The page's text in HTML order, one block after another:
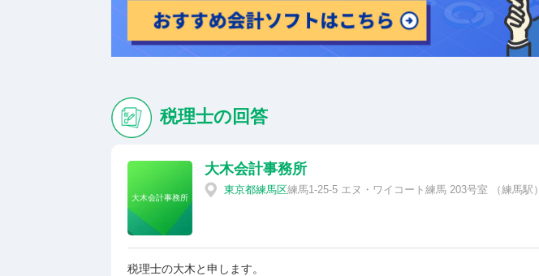
税理士の回答
大木会計事務所
大木会計事務所
東京都練馬区練馬1-25-5 エヌ・ワイコート練馬 203号室 （練馬駅）
税理士の大木と申します。